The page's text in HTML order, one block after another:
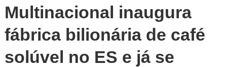
Multinacional inaugura
fábrica bilionária de café
solúvel no ES e já se